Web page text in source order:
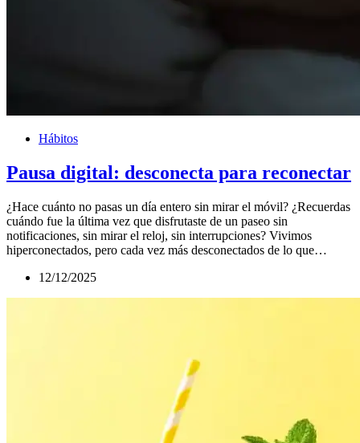
Hábitos
Pausa digital: desconecta para reconectar
¿Hace cuánto no pasas un día entero sin mirar el móvil? ¿Recuerdas
cuándo fue la última vez que disfrutaste de un paseo sin
notificaciones, sin mirar el reloj, sin interrupciones? Vivimos
hiperconectados, pero cada vez más desconectados de lo que…
12/12/2025